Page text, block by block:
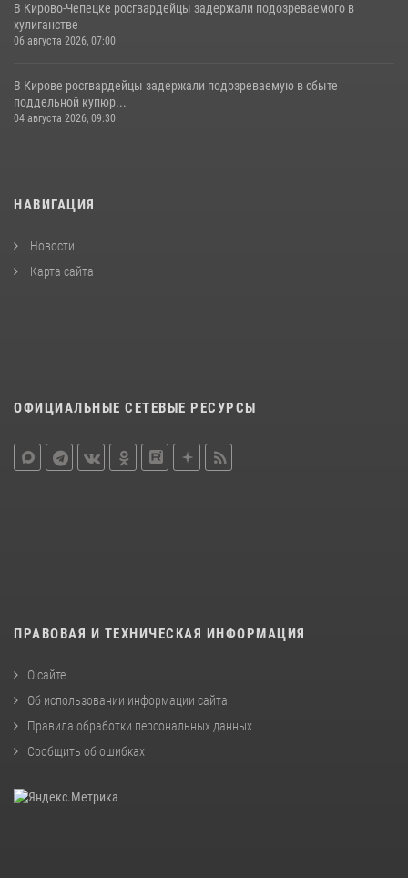
В Кирово-Чепецке росгвардейцы задержали подозреваемого в
хулиганстве
06 августа 2026, 07:00
В Кирове росгвардейцы задержали подозреваемую в сбыте
поддельной купюр...
04 августа 2026, 09:30
НАВИГАЦИЯ
Новости
Карта сайта
ОФИЦИАЛЬНЫЕ СЕТЕВЫЕ РЕСУРСЫ
ПРАВОВАЯ И ТЕХНИЧЕСКАЯ ИНФОРМАЦИЯ
О сайте
Об использовании информации сайта
Правила обработки персональных данных
Сообщить об ошибках